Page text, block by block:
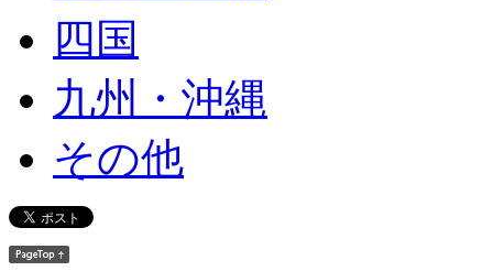
四国
九州・沖縄
その他